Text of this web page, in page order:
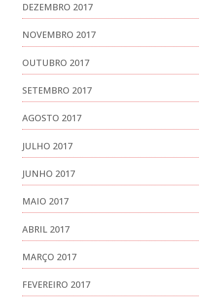
DEZEMBRO 2017
NOVEMBRO 2017
OUTUBRO 2017
SETEMBRO 2017
AGOSTO 2017
JULHO 2017
JUNHO 2017
MAIO 2017
ABRIL 2017
MARÇO 2017
FEVEREIRO 2017